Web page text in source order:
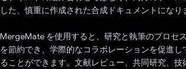
した、慎重に作成された合成ドキュメントになり
MergeMate を使用すると、研究と執筆のプロセ
を節約でき、学際的なコラボレーションを促進し
ることができます。文献レビュー、共同研究、技